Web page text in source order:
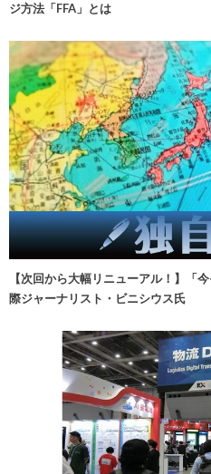
ジ方法「FFA」とは
【次回から大幅リニューアル！】
際ジャーナリスト・ビニシウス氏